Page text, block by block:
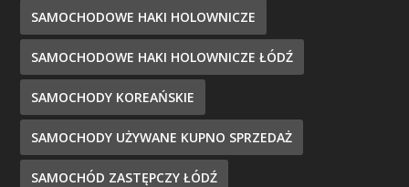
SAMOCHODOWE HAKI HOLOWNICZE
SAMOCHODOWE HAKI HOLOWNICZE ŁÓDŹ
SAMOCHODY KOREAŃSKIE
SAMOCHODY UŻYWANE KUPNO SPRZEDAŻ
SAMOCHÓD ZASTĘPCZY ŁÓDŹ